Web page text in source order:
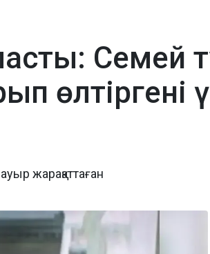
Семей
өлтіргені
жарақаттаған